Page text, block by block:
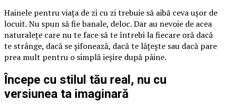
Hainele pentru viața de zi cu zi trebuie să aibă ceva ușor de
locuit. Nu spun să fie banale, deloc. Dar au nevoie de acea
naturalețe care nu te face să te întrebi la fiecare oră dacă
te strânge, dacă se șifonează, dacă te lățește sau dacă pare
prea mult pentru o simplă ieșire după pâine.
Începe cu stilul tău real, nu cu
versiunea ta imaginară